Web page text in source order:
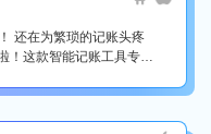
还在为繁琐的记账头疼
！这款智能记账工具专为